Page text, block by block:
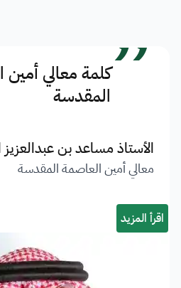
”كلمة معالي
المقدسة
الأستاذ مساعد بن عبدالعزيز
معالي أمين العاصمة المقدسة